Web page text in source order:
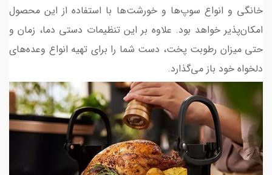
خانگی و انواع سوپ‌ها و خورشت‌ها با استفاده از این محصول
امکان‌پذیر خواهد بود. علاوه بر این تنظیمات دستی دما، زمان و
حتی میزان رطوبت پخت، دست شما را برای تهیه انواع وعده‌های
دلخواه خود باز می‌گذارد.